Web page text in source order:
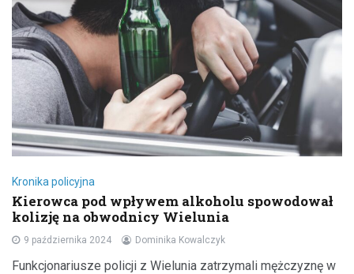
Kronika policyjna
Kierowca pod wpływem alkoholu spowodował
kolizję na obwodnicy Wielunia
9 października 2024 Dominika Kowalczyk
Funkcjonariusze policji z Wielunia zatrzymali mężczyznę w